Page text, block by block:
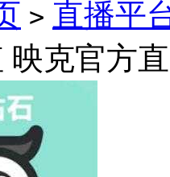
> 直播平
克官方